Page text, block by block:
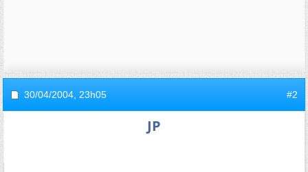
30/04/2004, 23h05 #2
JP